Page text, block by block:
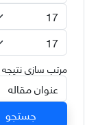
مرتب سازی
جستجو